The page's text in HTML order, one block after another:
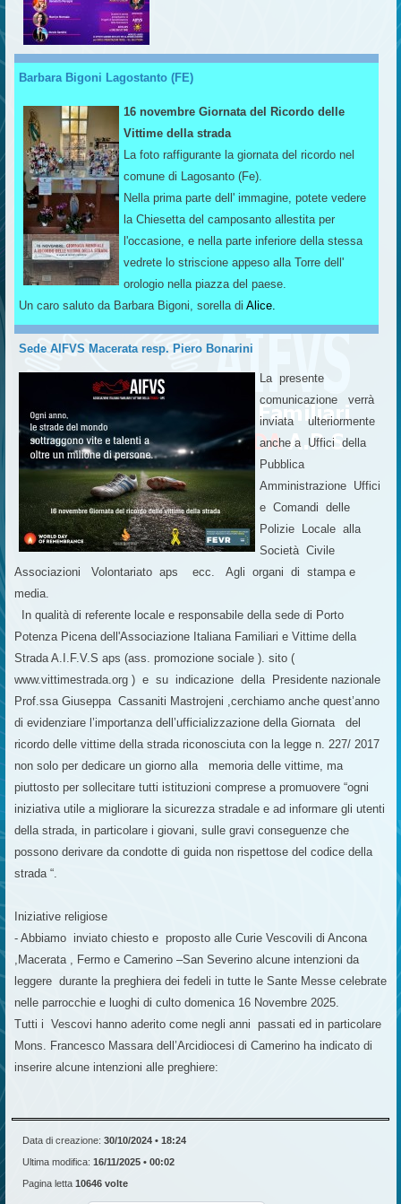
Barbara Bigoni Lagostanto (FE)
16 novembre Giornata del Ricordo delle
Vittime della strada
La foto raffigurante la giornata del ricordo nel
comune di Lagosanto (Fe).
Nella prima parte dell' immagine, potete vedere
la Chiesetta del camposanto allestita per
l'occasione, e nella parte inferiore della stessa
vedrete lo striscione appeso alla Torre dell'
orologio nella piazza del paese.
Un caro saluto da Barbara Bigoni, sorella di Alice.
Sede AIFVS Macerata resp. Piero Bonarini
La presente
comunicazione verrà
inviata ulteriormente
anche a Uffici della
Pubblica
Amministrazione Uffici
e Comandi delle
Polizie Locale alla
Società Civile
Associazioni Volontariato aps ecc. Agli organi di stampa e
media.
In qualità di referente locale e responsabile della sede di Porto
Potenza Picena dell'Associazione Italiana Familiari e Vittime della
Strada A.I.F.V.S aps (ass. promozione sociale ). sito (
www.vittimestrada.org ) e su indicazione della Presidente nazionale
Prof.ssa Giuseppa Cassaniti Mastrojeni ,cerchiamo anche quest’anno
di evidenziare l’importanza dell’ufficializzazione della Giornata del
ricordo delle vittime della strada riconosciuta con la legge n. 227/ 2017
non solo per dedicare un giorno alla memoria delle vittime, ma
piuttosto per sollecitare tutti istituzioni comprese a promuovere “ogni
iniziativa utile a migliorare la sicurezza stradale e ad informare gli utenti
della strada, in particolare i giovani, sulle gravi conseguenze che
possono derivare da condotte di guida non rispettose del codice della
strada “.
Iniziative religiose
- Abbiamo inviato chiesto e proposto alle Curie Vescovili di Ancona
,Macerata , Fermo e Camerino –San Severino alcune intenzioni da
leggere durante la preghiera dei fedeli in tutte le Sante Messe celebrate
nelle parrocchie e luoghi di culto domenica 16 Novembre 2025.
Tutti i Vescovi hanno aderito come negli anni passati ed in particolare
Mons. Francesco Massara dell’Arcidiocesi di Camerino ha indicato di
inserire alcune intenzioni alle preghiere:
Data di creazione: 30/10/2024 • 18:24
Ultima modifica: 16/11/2025 • 00:02
Pagina letta 10646 volte